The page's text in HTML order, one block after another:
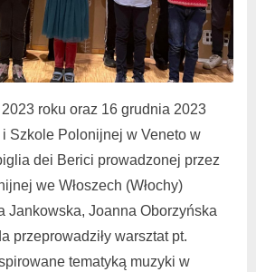
roku oraz 16 grudnia 2023
Szkole Polonijnej w Veneto w
dei Berici prowadzonej przez
we Włoszech (Włochy)
Jankowska, Joanna Oborzyńska
przeprowadziły warsztat pt.
tematyką muzyki w